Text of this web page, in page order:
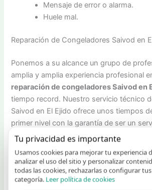
Mensaje de error o alarma.
Huele mal.
Reparación de Congeladores Saivod en
Ponemos a su alcance un grupo de
amplia y amplia experiencia profesional
reparación de congeladores Saivod en
tiempo record. Nuestro servicio técnico
Saivod en El Ejido ofrece unos tiempos
primer nivel con la garantía de ser un
autorizado en El Ejido para el fabricante
Saivod. Nos ocupamos de la instalación
situ de su arcón congelador y
garantías.
Tu privacidad es importante
Usamos cookies para mejorar tu experiencia
analizar el uso del sitio y personalizar
todas las cookies, rechazarlas o configurar
categoría. Leer política de cookies